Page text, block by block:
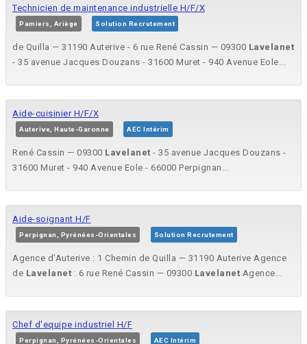
Technicien de maintenance industrielle H/F/X
Pamiers, Ariège Solution Recrutement
de Quilla — 31190 Auterive - 6 rue René Cassin — 09300 Lavelanet
- 35 avenue Jacques Douzans - 31600 Muret - 940 Avenue Eole...
Aide-cuisinier H/F/X
Auterive, Haute-Garonne AEC Intérim
René Cassin — 09300 Lavelanet - 35 avenue Jacques Douzans -
31600 Muret - 940 Avenue Eole - 66000 Perpignan...
Aide-soignant H/F
Perpignan, Pyrénées-Orientales Solution Recrutement
Agence d'Auterive : 1 Chemin de Quilla — 31190 Auterive Agence
de Lavelanet : 6 rue René Cassin — 09300 Lavelanet Agence...
Chef d'equipe industriel H/F
Perpignan, Pyrénées-Orientales AEC Intérim